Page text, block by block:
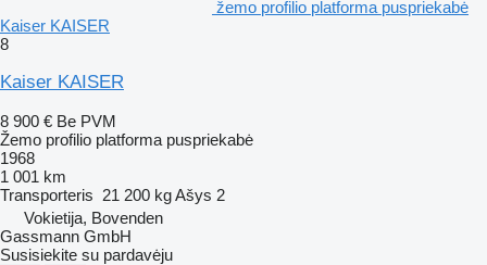
žemo profilio platforma puspriekabė
Kaiser KAISER
8
Kaiser KAISER
8 900 € Be PVM
Žemo profilio platforma puspriekabė
1968
1 001 km
Transporteris 21 200 kgAšys 2
Vokietija, Bovenden
Gassmann GmbH
Susisiekite su pardavėju